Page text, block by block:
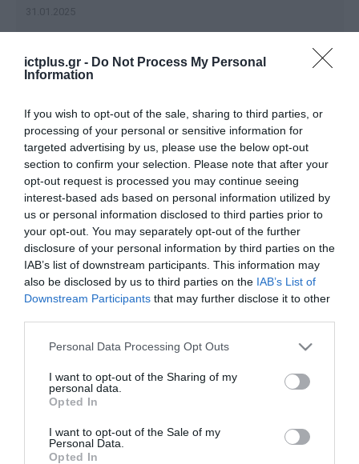
ictplus.gr - Do Not Process My Personal
Information
If you wish to opt-out of the sale, sharing to third parties, or
processing of your personal or sensitive information for
targeted advertising by us, please use the below opt-out
section to confirm your selection. Please note that after your
opt-out request is processed you may continue seeing
interest-based ads based on personal information utilized by
us or personal information disclosed to third parties prior to
your opt-out. You may separately opt-out of the further
disclosure of your personal information by third parties on the
IAB’s list of downstream participants. This information may
also be disclosed by us to third parties on the IAB’s List of
Downstream Participants that may further disclose it to other
Please note that this website/app uses one or more Google
not limited to your visit or usage behaviour. You may click to
grant or deny consent to Google and its third-party tags to
use your data for below specified purposes in below Google
consent section.
Personal Data Processing Opt Outs
I want to opt-out of the Sharing of my
personal data.
Opted In
I want to opt-out of the Sale of my
Personal Data.
Opted In
Θεσσαλονίκης διαμορφώνεται πλέον σε 72,73%
σε όρους μετοχικού κεφαλαίου και
δικαιωμάτων ψήφου. Η ανακοίνωση της